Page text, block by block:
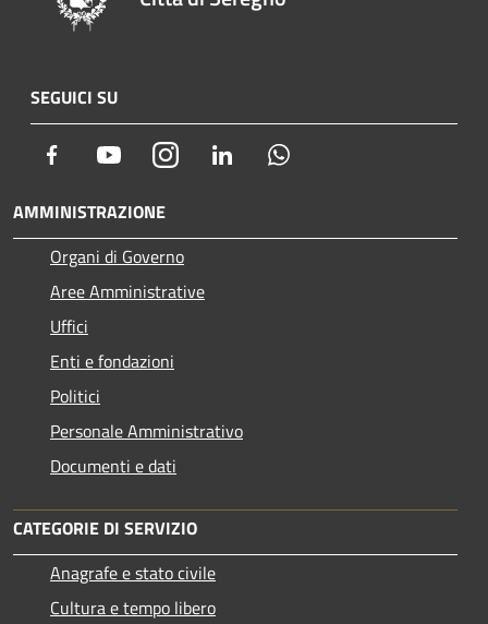
SEGUICI SU
Facebook YoutubeInstagram LinkedIn
AMMINISTRAZIONE
Organi di Governo
Aree Amministrative
Uffici
Enti e fondazioni
Politici
Personale Amministrativo
Documenti e dati
CATEGORIE DI SERVIZIO
Anagrafe e stato civile
Cultura e tempo libero